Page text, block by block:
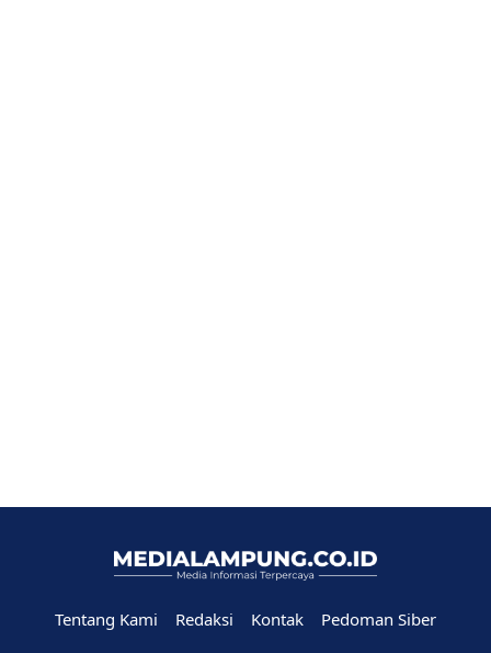
Tentang Kami Redaksi Kontak
Pedoman Siber